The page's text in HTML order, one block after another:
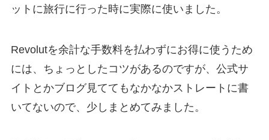
ットに旅行に行った時に実際に使いました。
Revolutを余計な手数料を払わずにお得に使うため
には、ちょっとしたコツがあるのですが、公式サ
イトとかブログ見ててもなかなかストレートに書
いてないので、少しまとめてみました。